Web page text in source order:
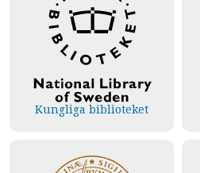
Kungliga biblioteket